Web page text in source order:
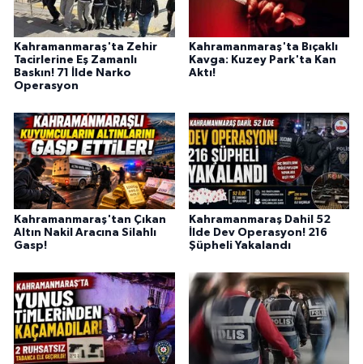
Kahramanmaraş'ta Zehir
Tacirlerine Eş Zamanlı
Baskın! 71 İlde Narko
Operasyon
Kahramanmaraş'ta Bıçaklı
Kavga: Kuzey Park'ta Kan
Aktı!
Kahramanmaraş'tan Çıkan
Altın Nakil Aracına Silahlı
Gasp!
Kahramanmaraş Dahil 52
İlde Dev Operasyon! 216
Şüpheli Yakalandı
Politika
YEREL
BÖLGEDEN
BİLİM TEKNOLOJİ
ASAYİŞ
SEÇİM 2015
ÇEVRE
BİLİM VE TEKNOLOJİ